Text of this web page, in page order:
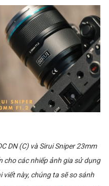
DN (C) và Sirui Sniper 23mm
cho các nhiếp ảnh gia sử dụng
viết này, chúng ta sẽ so sánh